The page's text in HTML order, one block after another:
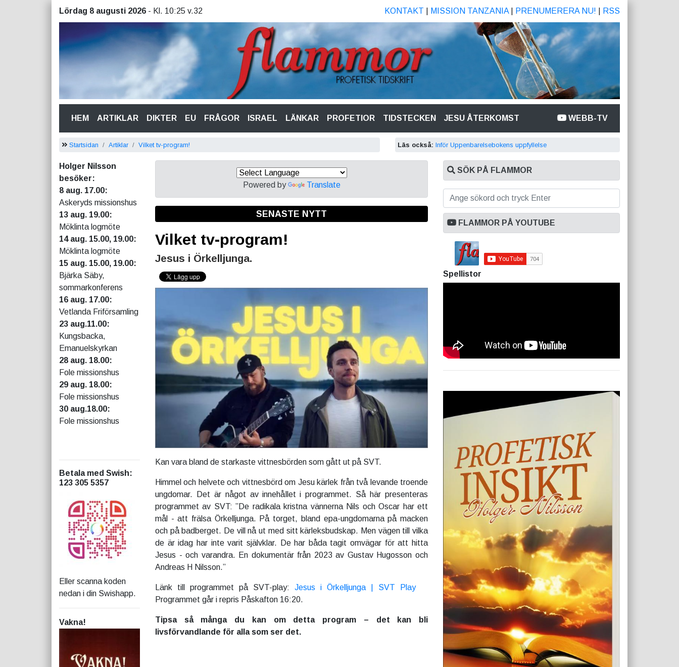
Lördag 8 augusti 2026 - Kl. 10:25 v.32 KONTAKT MISSION TANZANIA| PRENUMERERA NU! RSS
HEM(CURRENT)
ARTIKLAR DIKTER EU FRÅGOR ISRAEL LÄNKAR PROFETIOR TIDSTECKEN JESU ÅTERKOMST WEBB-TV
Startsidan Artiklar Vilket tv-program! Läs också: Inför Uppenbarelsebokens uppfyllelse
Holger Nilsson
besöker:
8 aug. 17.00:
Askeryds missionshus
13 aug. 19.00:
Möklinta logmöte
14 aug. 15.00, 19.00:
Möklinta logmöte
15 aug. 15.00, 19.00:
Bjärka Säby,
sommarkonferens
16 aug. 17.00:
Vetlanda Friförsamling
23 aug.11.00:
Kungsbacka,
Emanuelskyrkan
28 aug. 18.00:
Fole missionshus
29 aug. 18.00:
Fole missionshus
30 aug.18.00:
Fole missionshus
Betala med Swish:
123 305 5357
Eller scanna koden
nedan i din Swishapp.
Vakna!
Powered by Translate
SENASTE NYTT
Vilket tv-program!
Jesus i Örkelljunga.
Kan vara bland de starkaste vittnesbörden som gått ut på SVT.
Himmel och helvete och vittnesbörd om Jesu kärlek från två levande troende
ungdomar. Det är något av innehållet i programmet. Så här presenteras
programmet av SVT: ”De radikala kristna vännerna Nils och Oscar har ett
mål - att frälsa Örkelljunga. På torget, bland epa-ungdomarna på macken
och på badberget. De vill nå ut med sitt kärleksbudskap. Men vägen till vilka
de är idag har inte varit självklar. De har båda tagit omvägar för att hitta
Jesus - och varandra. En dokumentär från 2023 av Gustav Hugosson och
Andreas H Nilsson.”
Länk till programmet på SVT-play: Jesus i Örkelljunga | SVT Play
Programmet går i repris Påskafton 16:20.
Tipsa så många du kan om detta program – det kan bli
livsförvandlande för alla som ser det.
SÖK PÅ FLAMMOR
FLAMMOR PÅ YOUTUBE
Spellistor